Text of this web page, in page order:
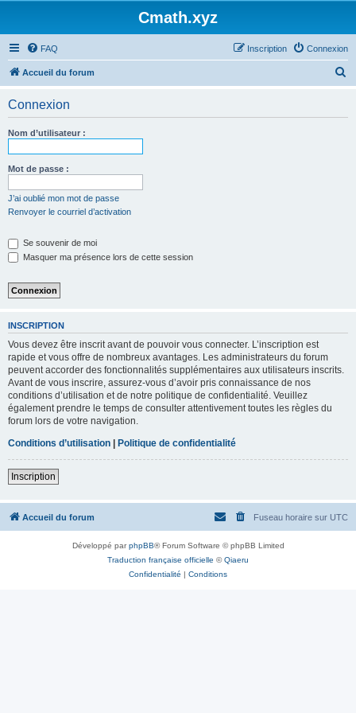
Cmath.xyz
FAQ Connexion
Inscription
Accueil du forum
Connexion
Nom d’utilisateur :
Mot de passe :
J’ai oublié mon mot de passe
Renvoyer le courriel d’activation
Se souvenir de moi
Masquer ma présence lors de cette session
INSCRIPTION
Vous devez être inscrit avant de pouvoir vous connecter. L’inscription est
rapide et vous offre de nombreux avantages. Les administrateurs du forum
peuvent accorder des fonctionnalités supplémentaires aux utilisateurs inscrits.
Avant de vous inscrire, assurez-vous d’avoir pris connaissance de nos
conditions d’utilisation et de notre politique de confidentialité. Veuillez
également prendre le temps de consulter attentivement toutes les règles du
forum lors de votre navigation.
Conditions d’utilisation | Politique de confidentialité
Inscription
Accueil du forum Fuseau horaire sur UTC
Développé parphpBB® Forum Software © phpBB Limited
Traduction française officielle ©Qiaeru
Confidentialité | Conditions